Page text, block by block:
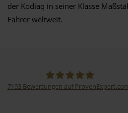
der Kodiaq in seiner Klasse
Fahrer weltweit.
7193 Bewertungen auf